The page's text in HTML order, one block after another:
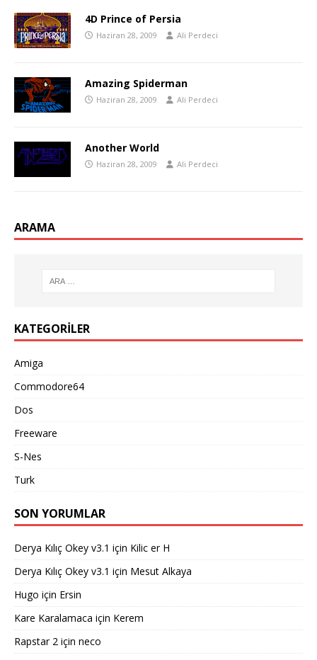
4D Prince of Persia
Haziran 28, 2009 Ali Perdeci
Amazing Spiderman
Haziran 28, 2009 Ali Perdeci
Another World
Haziran 28, 2009 Ali Perdeci
ARAMA
KATEGORILER
Amiga
Commodore64
Dos
Freeware
S-Nes
Turk
SON YORUMLAR
Derya Kılıç Okey v3.1 için Kilic er H
Derya Kılıç Okey v3.1 için Mesut Alkaya
Hugo için Ersin
Kare Karalamaca için Kerem
Rapstar 2 için neco